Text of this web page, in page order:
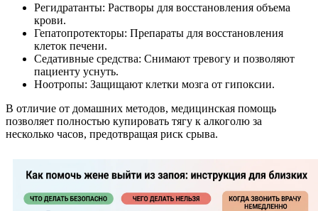
Регидратанты: Растворы для восстановления объема
крови.
Гепатопротекторы: Препараты для восстановления
клеток печени.
Седативные средства: Снимают тревогу и позволяют
пациенту уснуть.
Ноотропы: Защищают клетки мозга от гипоксии.
В отличие от домашних методов, медицинская помощь
позволяет полностью купировать тягу к алкоголю за
несколько часов, предотвращая риск срыва.